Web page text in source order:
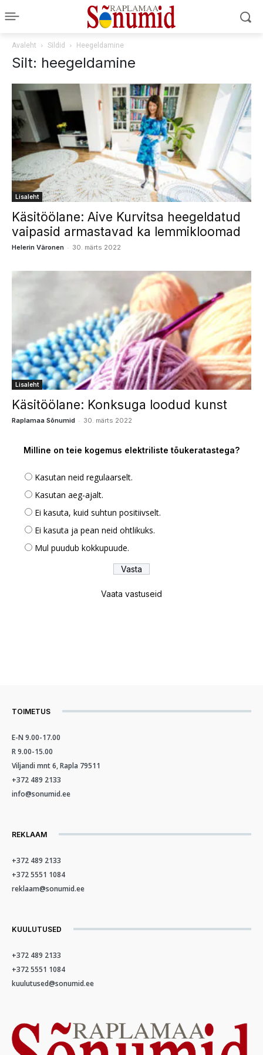
Avaleht Sildid Heegeldamine
Silt: heegeldamine
Lisaleht
Käsitöölane: Aive Kurvitsa heegeldatud
vaipasid armastavad ka lemmikloomad
Helerin Väronen - 30. märts 2022
Lisaleht
Käsitöölane: Konksuga loodud kunst
Raplamaa Sõnumid - 30. märts 2022
Milline on teie kogemus elektriliste tõukeratastega?
Kasutan neid regulaarselt.
Kasutan aeg-ajalt.
Ei kasuta, kuid suhtun positiivselt.
Ei kasuta ja pean neid ohtlikuks.
Mul puudub kokkupuude.
Vaata vastuseid
TOIMETUS
E-N 9.00-17.00
R 9.00-15.00
Viljandi mnt 6, Rapla 79511
+372 489 2133
info@sonumid.ee
REKLAAM
+372 489 2133
+372 5551 1084
reklaam@sonumid.ee
KUULUTUSED
+372 489 2133
+372 5551 1084
kuulutused@sonumid.ee